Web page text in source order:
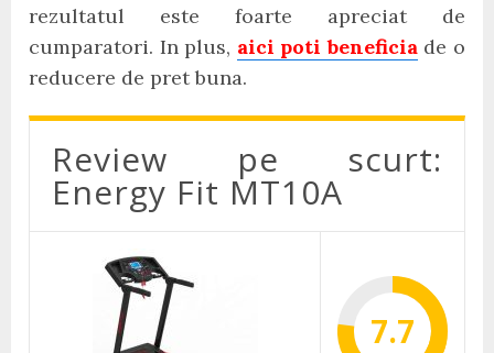
rezultatul este foarte apreciat de
cumparatori. In plus, aici poti beneficiade o
reducere de pret buna.
Review pe scurt:
Energy Fit MT10A
7.7